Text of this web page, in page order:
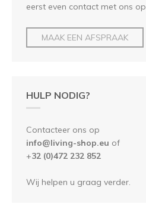
eerst even contact met ons op.
MAAK EEN AFSPRAAK
HULP NODIG?
Contacteer ons op
info@living-shop.eu of
+32 (0)472 232 852
Wij helpen u graag verder.